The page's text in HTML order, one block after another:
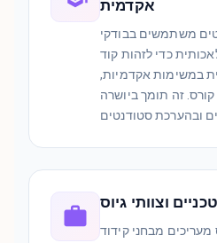
אקדמית
משתמשים בבודקי
כדי לזהות קוד
במשימות אקדמיות,
זה תומך ביושרה
וצוותי גיוס
מעריכים מבחני קידוד